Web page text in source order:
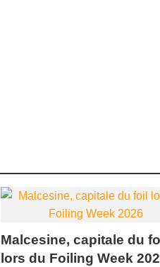
Malcesine, capitale du
lors du Foiling Week